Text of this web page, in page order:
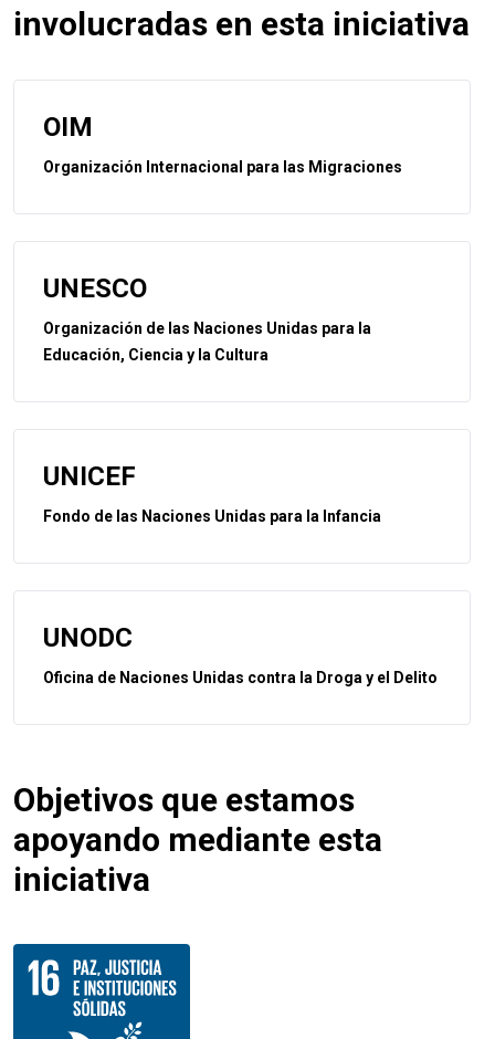
involucradas en esta iniciativa
OIM
Organización Internacional para las Migraciones
UNESCO
Organización de las Naciones Unidas para la
Educación, Ciencia y la Cultura
UNICEF
Fondo de las Naciones Unidas para la Infancia
UNODC
Oficina de Naciones Unidas contra la Droga y el Delito
Objetivos que estamos
apoyando mediante esta
iniciativa